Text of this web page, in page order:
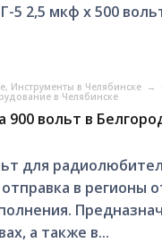
5 2,5 мкф х 500
Инструменты в Челябинске →
в Челябинске
900 вольт в
для
в регионы
а также в...